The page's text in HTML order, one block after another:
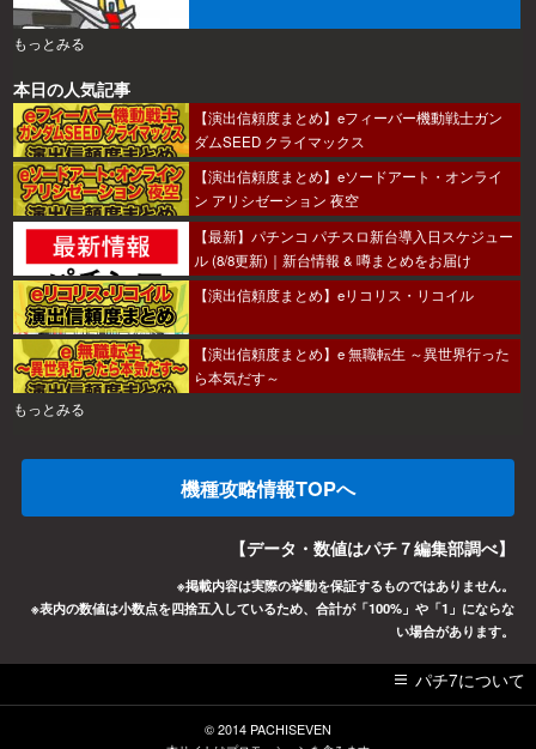
もっとみる
本日の人気記事
【演出信頼度まとめ】eフィーバー機動戦士ガン
ダムSEED クライマックス
【演出信頼度まとめ】eソードアート・オンライ
ン アリシゼーション 夜空
【最新】パチンコ パチスロ新台導入日スケジュー
ル (8/8更新)｜新台情報 & 噂まとめをお届け
【演出信頼度まとめ】eリコリス・リコイル
【演出信頼度まとめ】e 無職転生 ～異世界行った
ら本気だす～
もっとみる
機種攻略情報TOPへ
【データ・数値はパチ７編集部調べ】
※掲載内容は実際の挙動を保証するものではありません。
※表内の数値は小数点を四捨五入しているため、合計が「100%」や「1」にならな
い場合があります。
パチ7について
© 2014 PACHISEVEN